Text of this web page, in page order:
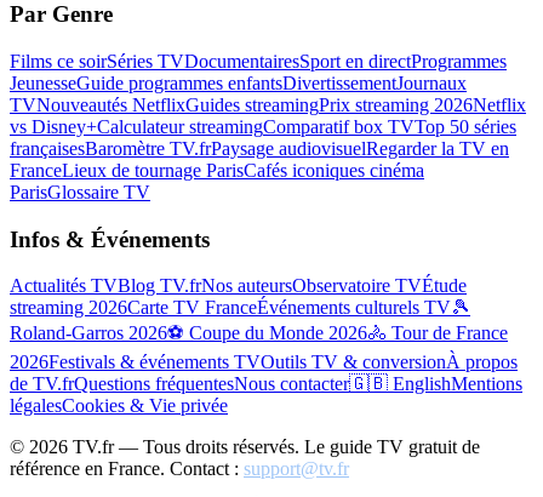
Par Genre
Films ce soirSéries TVDocumentairesSport en directProgrammes
JeunesseGuide programmes enfantsDivertissementJournaux
TVNouveautés NetflixGuides streamingPrix streaming 2026Netflix
vs Disney+Calculateur streamingComparatif box TVTop 50 séries
françaisesBaromètre TV.frPaysage audiovisuelRegarder la TV en
FranceLieux de tournage ParisCafés iconiques cinéma
ParisGlossaire TV
Infos & Événements
Actualités TVBlog TV.frNos auteursObservatoire TVÉtude
streaming 2026Carte TV FranceÉvénements culturels TV🎾
Roland-Garros 2026⚽ Coupe du Monde 2026🚴 Tour de France
2026Festivals & événements TVOutils TV & conversionÀ propos
de TV.frQuestions fréquentesNous contacter🇬🇧 EnglishMentions
légalesCookies & Vie privée
© 2026 TV.fr — Tous droits réservés. Le guide TV gratuit de
référence en France. Contact : support@tv.fr